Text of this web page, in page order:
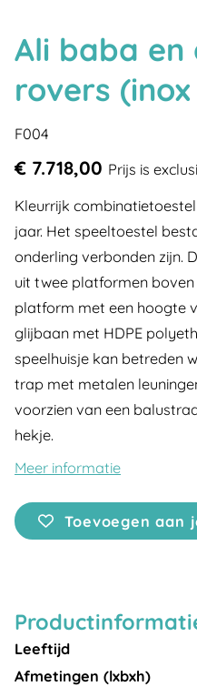
Ali baba en
rovers
F004
€ 7.718,00 Prijs is
Kleurrijk
jaar. Het speeltoestel
onderling verbonden zijn.
uit twee platformen
platform met een hoogte
glijbaan met HDPE
speelhuisje kan betreden
trap met metalen
voorzien van een
hekje.
Meer informatie
Toevoegen aan
Leeftijd
Afmetingen (lxbxh)